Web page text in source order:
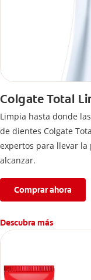
Colgate Total
Limpia hasta donde
de dientes Colgate
expertos para llevar la
alcanzar.
Comprar ahora
Descubra más